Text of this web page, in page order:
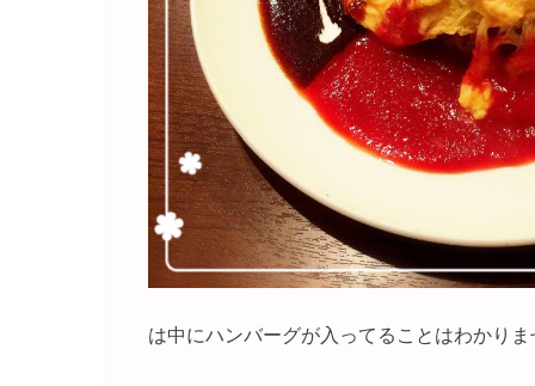
は中にハンバーグが入ってることはわかり